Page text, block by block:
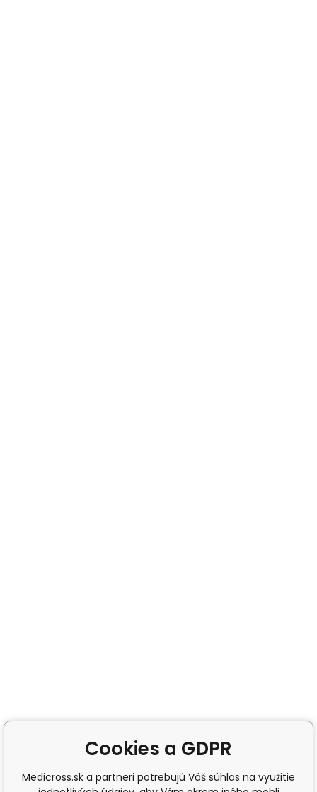
Cookies a GDPR
Medicross.sk a partneri potrebujú Váš súhlas na využitie